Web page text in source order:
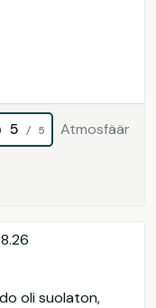
5 / 5 Atmosfäär
oli suolaton,